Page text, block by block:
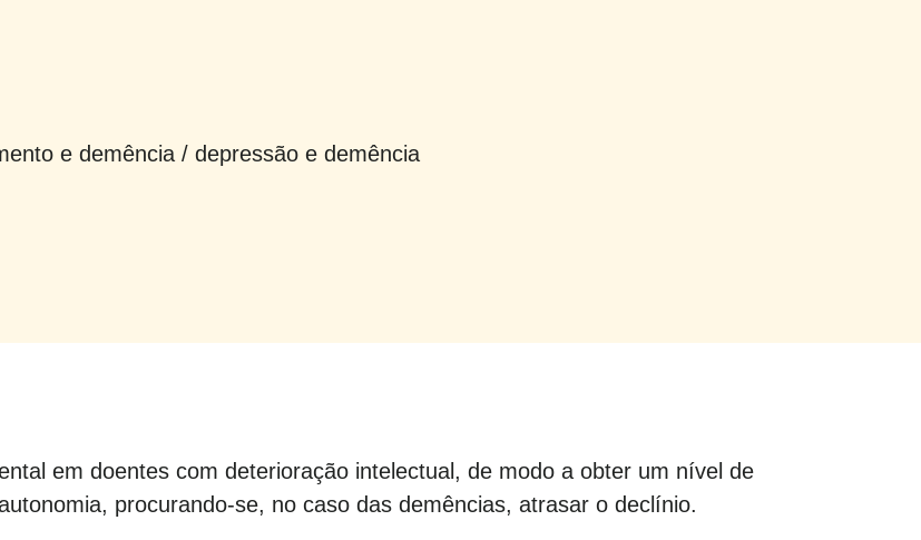
e demência / depressão e demência
em doentes com deterioração intelectual, de modo a obter um nível de
procurando-se, no caso das demências, atrasar o declínio.